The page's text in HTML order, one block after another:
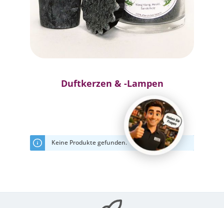
Duftkerzen & -Lampen
Keine Produkte gefunden.